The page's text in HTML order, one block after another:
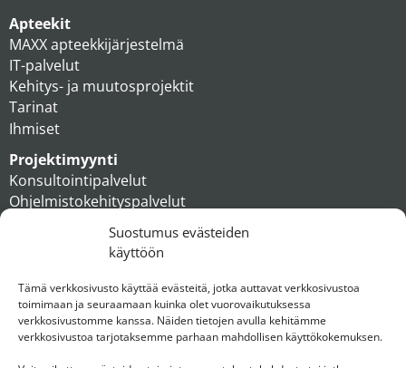
Suostumus evästeiden
käyttöön
Tämä verkkosivusto käyttää evästeitä, jotka auttavat verkkosivustoa
toimimaan ja seuraamaan kuinka olet vuorovaikutuksessa
verkkosivustomme kanssa. Näiden tietojen avulla kehitämme
verkkosivustoa tarjotaksemme parhaan mahdollisen käyttökokemuksen.
Apteekit
MAXX apteekkijärjestelmä
IT-palvelut
Kehitys- ja muutosprojektit
Tarinat
Ihmiset
Projektimyynti
Konsultointipalvelut
Ohjelmistokehityspalvelut
Ihmiset
Konserni
Ota yhteyttä